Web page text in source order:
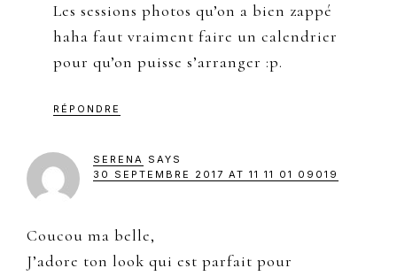
Les sessions photos qu’on a bien zappé
haha faut vraiment faire un calendrier
pour qu’on puisse s’arranger :p.
RÉPONDRE
SERENA SAYS
30 SEPTEMBRE 2017 AT 11 11 01 09019
Coucou ma belle,
J’adore ton look qui est parfait pour